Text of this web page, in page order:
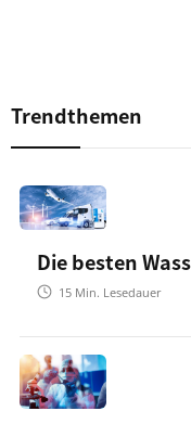
Trendthemen
Die besten
15 Min. Lesedauer